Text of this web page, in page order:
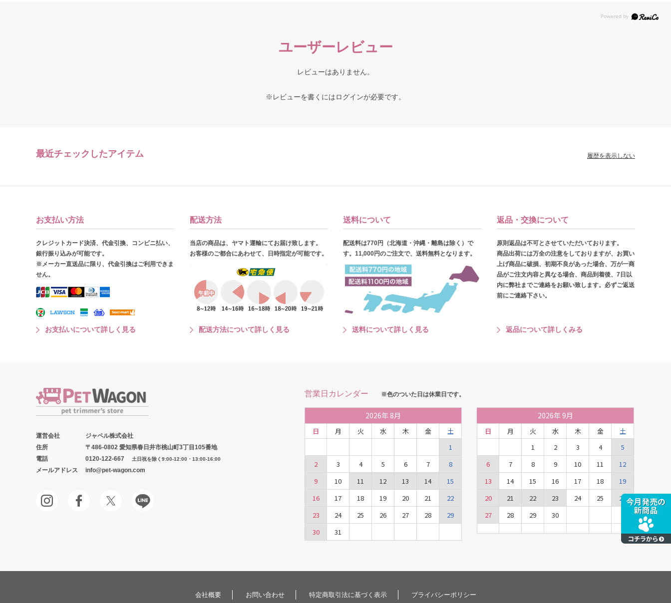
ユーザーレビュー
レビューはありません。
※レビューを書くにはログインが必要です。
最近チェックしたアイテム 履歴を表示しない
お支払い方法
クレジットカード決済、代金引換、コンビニ払い、
銀行振り込みが可能です。
※メーカー直送品に限り、代金引換はご利用できま
せん。
お支払いについて詳しく見る
配送方法
当店の商品は、ヤマト運輸にてお届け致します。
お客様のご都合にあわせて、日時指定が可能です。
配送方法について詳しく見る
送料について
配送料は770円（北海道・沖縄・離島は除く）で
す。11,000円のご注文で、送料無料となります。
送料について詳しく見る
返品・交換について
原則返品は不可とさせていただいております。
商品出荷には万全の注意をしておりますが、お買い
上げ商品に破損、初期不良があった場合、万が一商
品がご注文内容と異なる場合、商品到着後、7日以
内に弊社までご連絡をお願い致します。必ずご返送
前にご連絡下さい。
返品について詳しくみる
運営会社
ジャペル株式会社
住所
〒486-0802 愛知県春日井市桃山町3丁目105番地
電話
0120-122-667 土日祝を除く9:00-12:00・13:00-16:00
メールアドレス info@pet-wagon.com
営業日カレンダー ※色のついた日は休業日です。
2026年 8月
日 月 火 水 木 金
土
1
2
3 4 5 6 7
8
9
10 11 12 13 14
15
16
17 18 19 20 21
22
23
24 25 26 27 28
29
30
31
2026年 9月
日 月 火 水 木 金
土
1
2 3 4
5
6
7 8 9 10 11
12
13
14 15 16 17 18
19
20
21 22 23 24 25
26
27
28 29 30
会社概要 お問い合わせ 特定商取引法に基づく表示 プライバシーポリシー